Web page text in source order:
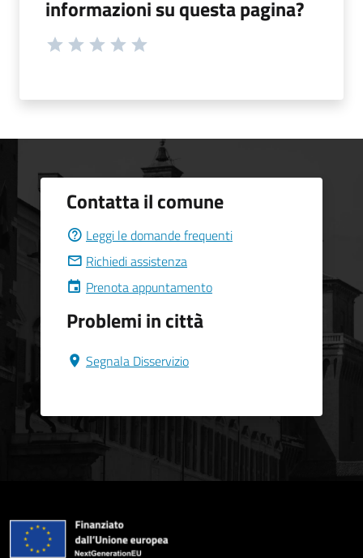
informazioni su questa pagina?
Contatta il comune
Leggi le domande frequenti
Richiedi assistenza
Prenota appuntamento
Problemi in città
Segnala Disservizio